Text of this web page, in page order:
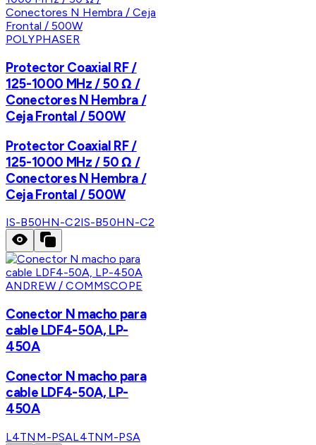
POLYPHASER
Protector Coaxial RF /
125-1000 MHz / 50 Ω /
Conectores N Hembra /
Ceja Frontal / 500W
Protector Coaxial RF /
125-1000 MHz / 50 Ω /
Conectores N Hembra /
Ceja Frontal / 500W
IS-B50HN-C2IS-B50HN-C2
ANDREW / COMMSCOPE
Conector N macho para
cable LDF4-50A, LP-
450A
Conector N macho para
cable LDF4-50A, LP-
450A
L4TNM-PSAL4TNM-PSA